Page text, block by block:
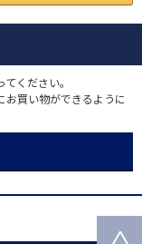
ください。
お買い物ができるように